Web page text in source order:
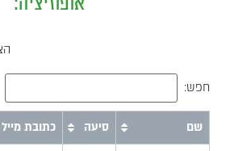
חפש:
שם סיעה כתובת מייל